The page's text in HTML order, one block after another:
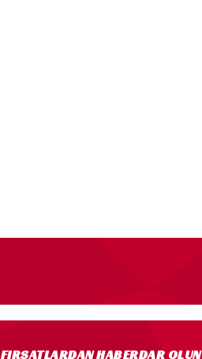
FIRSATLARDAN HABERDAR OLUN